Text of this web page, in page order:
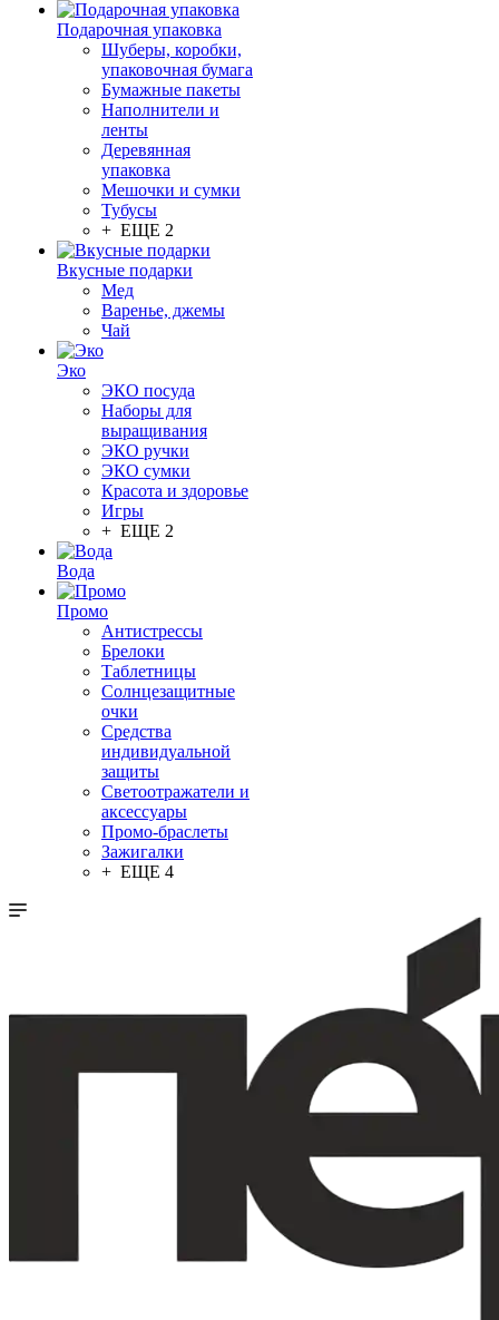
Подарочная упаковка
Шуберы, коробки,
упаковочная бумага
Бумажные пакеты
Наполнители и
ленты
Деревянная
упаковка
Мешочки и сумки
Тубусы
+ ЕЩЕ 2
Вкусные подарки
Мед
Варенье, джемы
Чай
Эко
ЭКО посуда
Наборы для
выращивания
ЭКО ручки
ЭКО сумки
Красота и здоровье
Игры
+ ЕЩЕ 2
Вода
Промо
Антистрессы
Брелоки
Таблетницы
Солнцезащитные
очки
Средства
индивидуальной
защиты
Светоотражатели и
аксессуары
Промо-браслеты
Зажигалки
+ ЕЩЕ 4